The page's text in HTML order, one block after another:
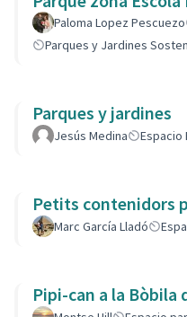
Paloma Lopez Pescuezo
Parques y Jardines
Parques y jardines
Jesús Medina Espacio
Petits contenidors
Marc García Lladó
Pipi-can a la Bòbila